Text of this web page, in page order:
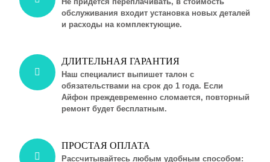
обслуживания входит установка новых деталей
и расходы на комплектующие.
ДЛИТЕЛЬНАЯ ГАРАНТИЯ
Наш специалист выпишет талон с
обязательствами на срок до 1 года. Если
Айфон преждевременно сломается, повторный
ремонт будет бесплатным.
ПРОСТАЯ ОПЛАТА
Рассчитывайтесь любым удобным способом: